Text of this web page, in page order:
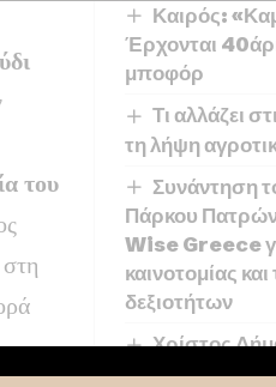
Καιρός:
Έρχονται
μποφόρ
Τι αλλάζει
τη λήψη
Συνάντηση
Πάρκου
Wise Greece
καινοτομίας
δεξιοτήτων
Χρίστος
Πρόγραμμα
του